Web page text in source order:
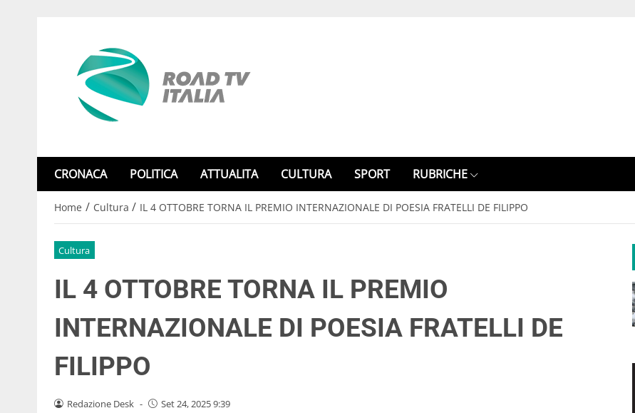
CRONACA POLITICA ATTUALITA CULTURA SPORT RUBRICHE
Home / Cultura / IL 4 OTTOBRE TORNA IL PREMIO INTERNAZIONALE DI POESIA FRATELLI DE FILIPPO
Cultura
IL 4 OTTOBRE TORNA IL PREMIO
INTERNAZIONALE DI POESIA FRATELLI DE
FILIPPO
Redazione Desk - Set 24, 2025 9:39